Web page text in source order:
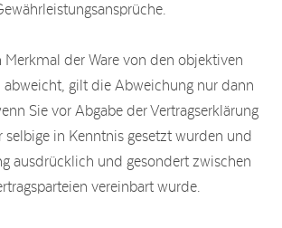
Merkmal der Ware von den objektiven
gilt die Abweichung nur dann
Sie vor Abgabe der Vertragserklärung
selbige in Kenntnis gesetzt wurden und
ausdrücklich und gesondert zwischen
vereinbart wurde.